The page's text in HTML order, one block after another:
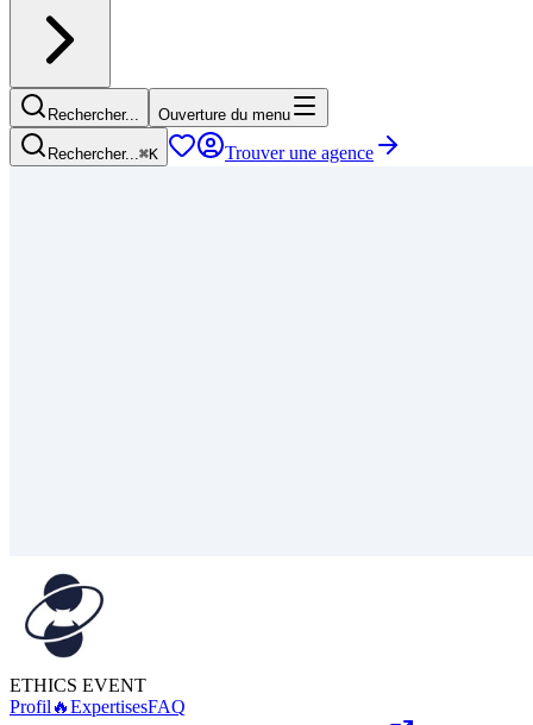
Rechercher... Ouverture du menu
Rechercher...⌘K Trouver une agence
ETHICS EVENT
Profil 🔥ExpertisesFAQ